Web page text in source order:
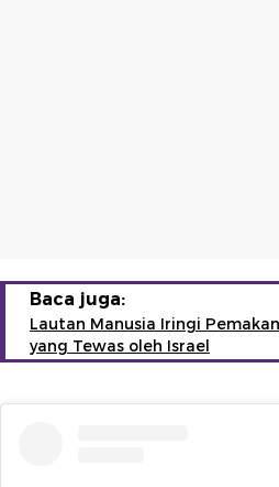
Baca juga:
Lautan Manusia Iringi
yang Tewas oleh Israel